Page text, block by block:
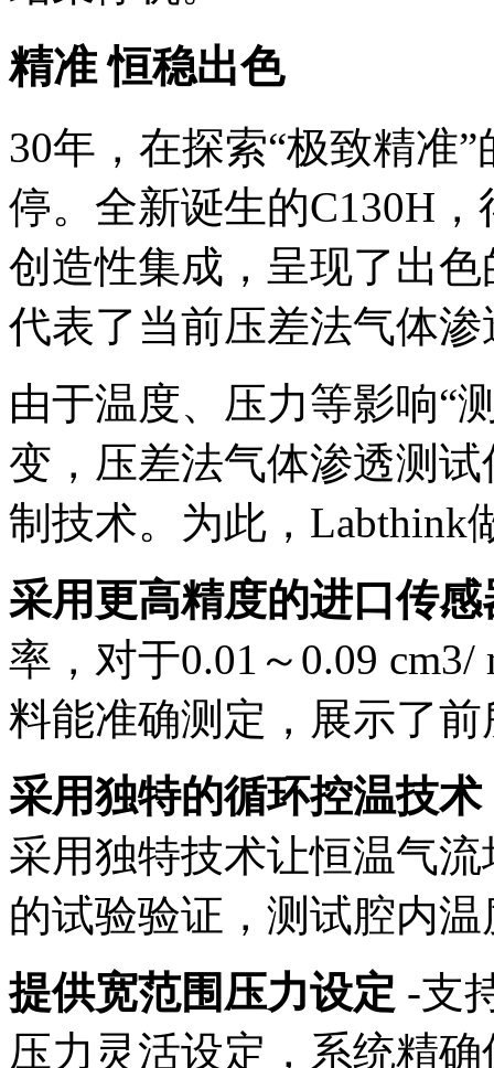
精准 恒稳出色
30年，在探索“极致精准
停。全新诞生的C130H
创造性集成，呈现了出
代表了当前压差法气体
由于温度、压力等影响“
变，压差法气体渗透测
制技术。为此，Labthink
采用更高精度的进口传感
率，对于0.01～0.09 cm3/
料能准确测定，展示了
采用独特的循环控温技术
采用独特技术让恒温气
的试验验证，测试腔内
提供宽范围压力设定 -支
压力灵活设定，系统精确